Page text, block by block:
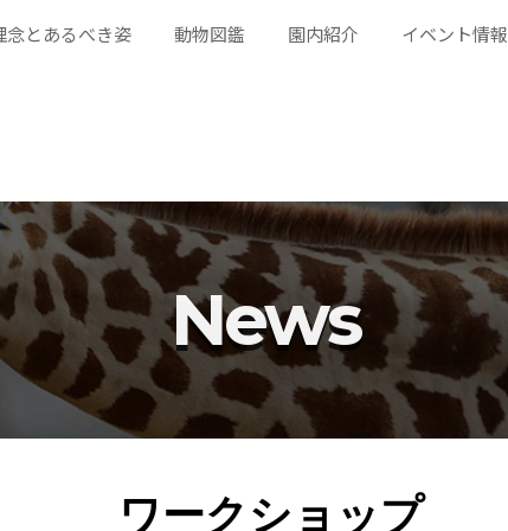
念とあるべき姿 動物図鑑 園内紹介 イベント情報
News
ワークショップ